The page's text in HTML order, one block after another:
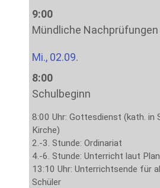
9:00
Mündliche Nachprüfungen
Mi., 02.09.
8:00
Schulbeginn
8:00 Uhr: Gottesdienst (kath. in
Kirche)
2.-3. Stunde: Ordinariat
4.-6. Stunde: Unterricht laut Plan
13:10 Uhr: Unterrichtsende für
Schüler